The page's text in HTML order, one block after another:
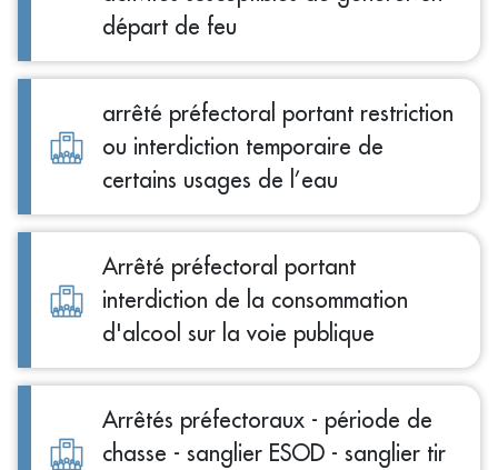
départ de feu
arrêté préfectoral portant restriction
ou interdiction temporaire de
certains usages de l’eau
Arrêté préfectoral portant
interdiction de la consommation
d'alcool sur la voie publique
Arrêtés préfectoraux - période de
chasse - sanglier ESOD - sanglier tir